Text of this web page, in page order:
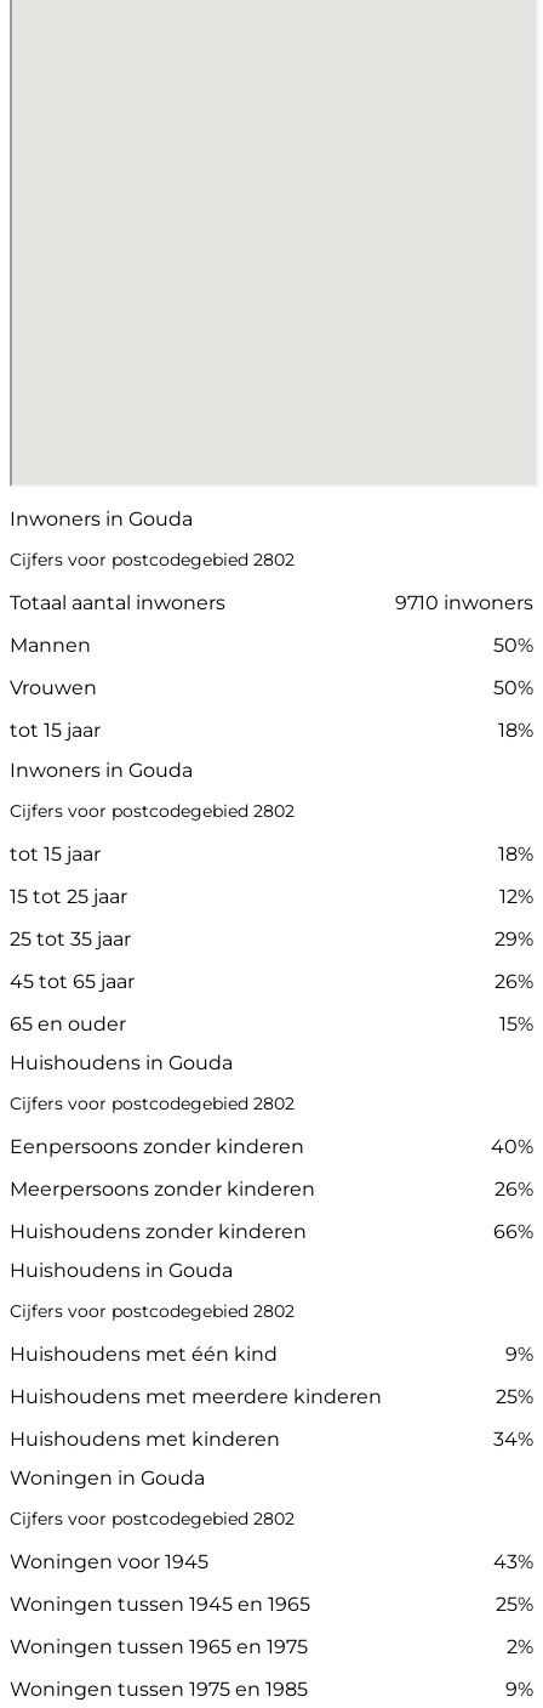
Inwoners in Gouda
Cijfers voor postcodegebied 2802
Totaal aantal inwoners
9710 inwoners
Mannen
50%
Vrouwen
50%
tot 15 jaar
18%
Inwoners in Gouda
Cijfers voor postcodegebied 2802
tot 15 jaar
18%
15 tot 25 jaar
12%
25 tot 35 jaar
29%
45 tot 65 jaar
26%
65 en ouder
15%
Huishoudens in Gouda
Cijfers voor postcodegebied 2802
Eenpersoons zonder kinderen
40%
Meerpersoons zonder kinderen
26%
Huishoudens zonder kinderen
66%
Huishoudens in Gouda
Cijfers voor postcodegebied 2802
Huishoudens met één kind
9%
Huishoudens met meerdere kinderen
25%
Huishoudens met kinderen
34%
Woningen in Gouda
Cijfers voor postcodegebied 2802
Woningen voor 1945
43%
Woningen tussen 1945 en 1965
25%
Woningen tussen 1965 en 1975
2%
Woningen tussen 1975 en 1985
9%